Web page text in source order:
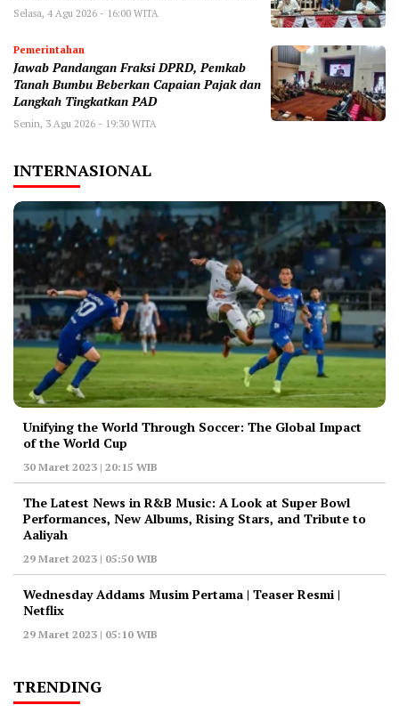
Selasa, 4 Agu 2026 - 16:00 WITA
Pemerintahan
Jawab Pandangan Fraksi DPRD, Pemkab
Tanah Bumbu Beberkan Capaian Pajak dan
Langkah Tingkatkan PAD
Senin, 3 Agu 2026 - 19:30 WITA
INTERNASIONAL
Unifying the World Through Soccer: The Global Impact
of the World Cup
30 Maret 2023 | 20:15 WIB
The Latest News in R&B Music: A Look at Super Bowl
Performances, New Albums, Rising Stars, and Tribute to
Aaliyah
29 Maret 2023 | 05:50 WIB
Wednesday Addams Musim Pertama | Teaser Resmi |
Netflix
29 Maret 2023 | 05:10 WIB
TRENDING